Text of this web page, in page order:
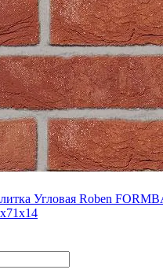
Угловая Roben